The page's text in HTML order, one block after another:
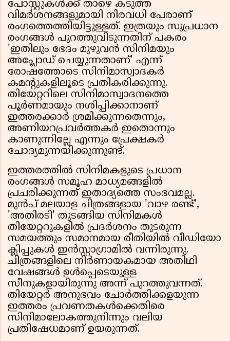
പോസ്റ്റുകൾക്ക് താഴെ കടുത്ത
വിമർശനങ്ങളുമായി നിരവധി പേരാണ്
രംഗത്തെത്തിയിട്ടുള്ളത്. ഇത്രയും സുപ്രധാന
രംഗങ്ങൾ പുറത്തുവിടുന്നതിന് പകരം
'ഇതിലും ഭേദം മുഴുവൻ സിനിമയും
അപ്ലോഡ് ചെയ്യുന്നതാണ്' എന്ന്
രോഷത്തോടെ സിനിമാസ്വാദകർ
കമന്റുകളിലൂടെ പ്രതികരിക്കുന്നു.
തിയേറ്ററിലെ സിനിമാസ്വാദനത്തെ
പൂർണമായും നശിപ്പിക്കാനാണ്
ഇത്തരക്കാർ ശ്രമിക്കുന്നതെന്നും,
അണിയറപ്രവർത്തകർ ഇതൊന്നും
കാണുന്നില്ലേ എന്നും പ്രേക്ഷകർ
ചോദ്യമുന്നയിക്കുന്നുണ്ട്.
ഇത്തരത്തിൽ സിനിമകളുടെ പ്രധാന
രംഗങ്ങൾ സമൂഹ മാധ്യമങ്ങളിൽ
പ്രചരിക്കുന്നത് ഇതാദ്യത്തെ സംഭവമല്ല.
മുൻപ് മലയാള ചിത്രങ്ങളായ 'വാഴ രണ്ട്',
'അതിരടി' തുടങ്ങിയ സിനിമകൾ
തിയേറ്ററുകളിൽ പ്രദർശനം തുടരുന്ന
സമയത്തും സമാനമായ രീതിയിൽ വീഡിയോ
ക്ലിപ്പുകൾ ഇൻസ്റ്റാഗ്രാമിൽ വന്നിരുന്നു.
ചിത്രങ്ങളിലെ നിർണായകമായ അതിഥി
വേഷങ്ങൾ ഉൾപ്പെടെയുള്ള
സീനുകളായിരുന്നു അന്ന് പുറത്തുവന്നത്.
തിയേറ്റർ അനുഭവം ചോർത്തിക്കളയുന്ന
ഇത്തരം പ്രവണതകൾക്കെതിരെ
സിനിമാലോകത്തുനിന്നും വലിയ
പ്രതിഷേധമാണ് ഉയരുന്നത്.